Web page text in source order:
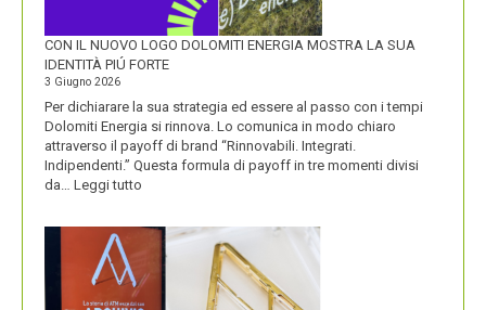
CON IL NUOVO LOGO DOLOMITI ENERGIA MOSTRA LA SUA
IDENTITÀ PIÚ FORTE
3 Giugno 2026
Per dichiarare la sua strategia ed essere al passo con i tempi
Dolomiti Energia si rinnova. Lo comunica in modo chiaro
attraverso il payoff di brand “Rinnovabili. Integrati.
Indipendenti.” Questa formula di payoff in tre momenti divisi
da… Leggi tutto
NUOVO
LOGO
DOLOMITI
ENERGIA